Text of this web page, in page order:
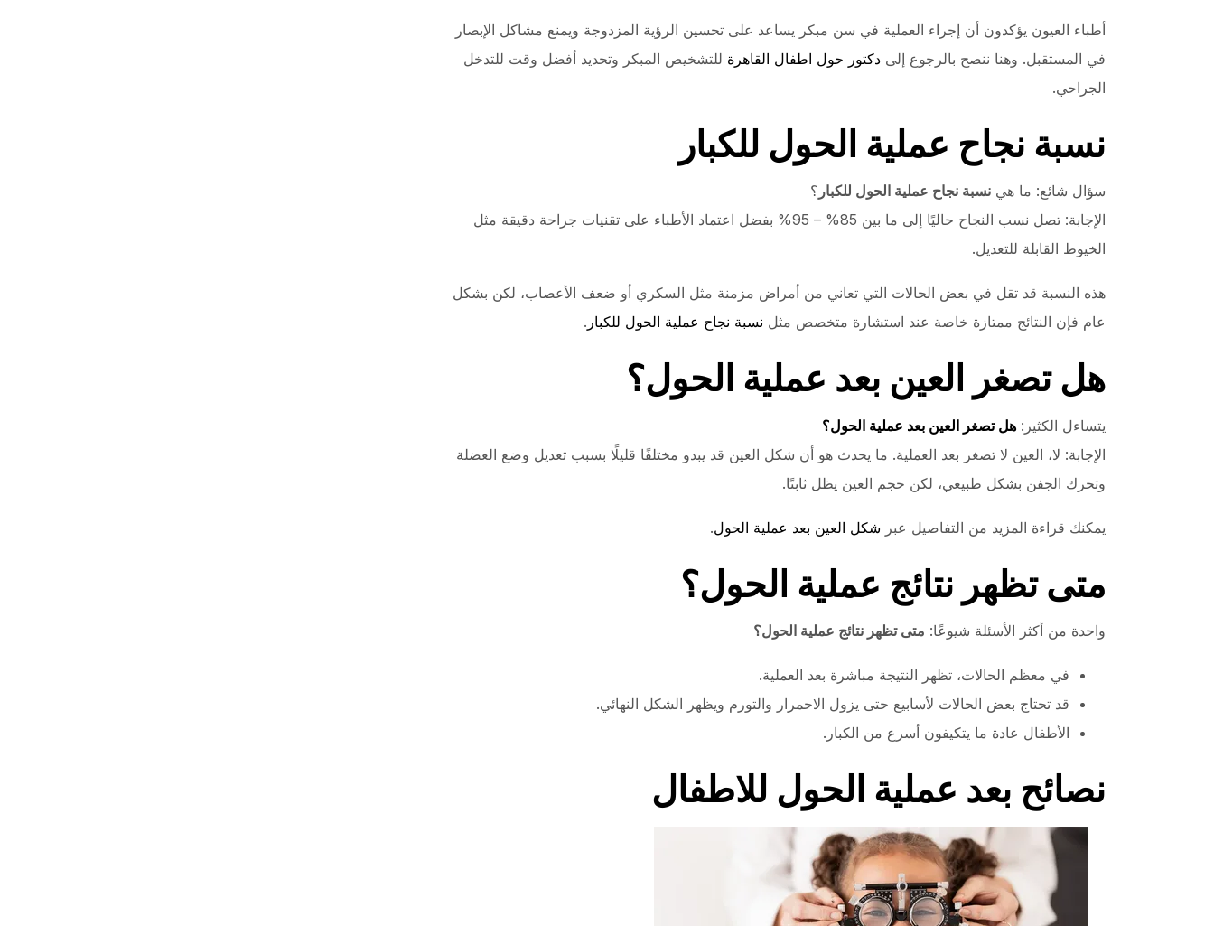
أطباء العيون يؤكدون أن إجراء العملية في سن مبكر يساعد على تحسين الرؤية المزدوجة ويمنع مشاكل الإبصار
في المستقبل. وهنا ننصح بالرجوع إلى دكتور حول اطفال القاهرة للتشخيص المبكر وتحديد أفضل وقت للتدخل
الجراحي.
نسبة نجاح عملية الحول للكبار
سؤال شائع: ما هي نسبة نجاح عملية الحول للكبار ؟
الإجابة: تصل نسب النجاح حاليًا إلى ما بين 85% – 95% بفضل اعتماد الأطباء على تقنيات جراحة دقيقة مثل
الخيوط القابلة للتعديل.
هذه النسبة قد تقل في بعض الحالات التي تعاني من أمراض مزمنة مثل السكري أو ضعف الأعصاب، لكن بشكل
عام فإن النتائج ممتازة خاصة عند استشارة متخصص مثل نسبة نجاح عملية الحول للكبار .
هل تصغر العين بعد عملية الحول؟
يتساءل الكثير: هل تصغر العين بعد عملية الحول؟
الإجابة: لا، العين لا تصغر بعد العملية. ما يحدث هو أن شكل العين قد يبدو مختلفًا قليلًا بسبب تعديل وضع العضلة
وتحرك الجفن بشكل طبيعي، لكن حجم العين يظل ثابتًا.
يمكنك قراءة المزيد من التفاصيل عبر شكل العين بعد عملية الحول.
متى تظهر نتائج عملية الحول؟
واحدة من أكثر الأسئلة شيوعًا: متى تظهر نتائج عملية الحول؟
في معظم الحالات، تظهر النتيجة مباشرة بعد العملية.
قد تحتاج بعض الحالات لأسابيع حتى يزول الاحمرار والتورم ويظهر الشكل النهائي.
الأطفال عادة ما يتكيفون أسرع من الكبار.
نصائح بعد عملية الحول للاطفال